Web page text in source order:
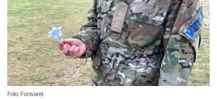
Foto: Forsvaret